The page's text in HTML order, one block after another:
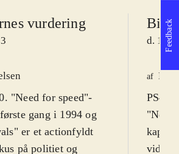
vurdering
"Need for speed"-
gang i 1994 og
er et actionfyldt
på politiet og
d. 17.
af
PS4,
"Need
videre
Feedback